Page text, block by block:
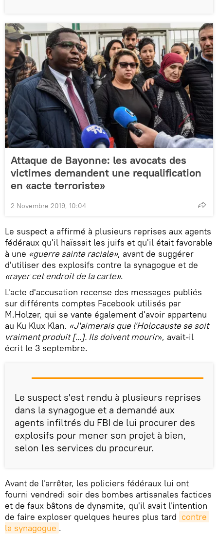
Attaque de Bayonne: les avocats des
victimes demandent une requalification
en «acte terroriste»
2 Novembre 2019, 10:04
Le suspect a affirmé à plusieurs reprises aux agents
fédéraux qu'il haïssait les juifs et qu'il était favorable
à une «guerre sainte raciale», avant de suggérer
d'utiliser des explosifs contre la synagogue et de
«rayer cet endroit de la carte».
L'acte d'accusation recense des messages publiés
sur différents comptes Facebook utilisés par
M.Holzer, qui se vante également d'avoir appartenu
au Ku Klux Klan. «J'aimerais que l'Holocauste se soit
vraiment produit [...]. Ils doivent mourir», avait-il
écrit le 3 septembre.
Le suspect s'est rendu à plusieurs reprises
dans la synagogue et a demandé aux
agents infiltrés du FBI de lui procurer des
explosifs pour mener son projet à bien,
selon les services du procureur.
Avant de l'arrêter, les policiers fédéraux lui ont
fourni vendredi soir des bombes artisanales factices
et de faux bâtons de dynamite, qu'il avait l'intention
de faire exploser quelques heures plus tard contre
la synagogue .